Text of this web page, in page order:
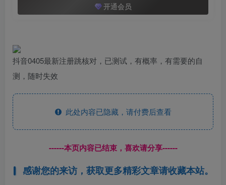
开通会员
抖音0405最新注册跳核对，已测试，有概率，有需要的自
测，随时失效
此处内容已隐藏，请付费后查看
------本页内容已结束，喜欢请分享------
感谢您的来访，获取更多精彩文章请收藏本站。